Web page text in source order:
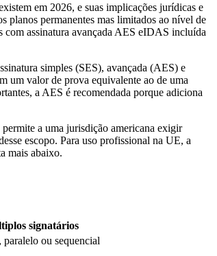
em 2026, e suas implicações jurídicas e
planos permanentes mas limitados ao nível de
com assinatura avançada AES eIDAS incluída
simples (SES), avançada (AES) e
um valor de prova equivalente ao de uma
a AES é recomendada porque adiciona
a uma jurisdição americana exigir
escopo. Para uso profissional na UE, a
mais abaixo.
signatários
ou sequencial